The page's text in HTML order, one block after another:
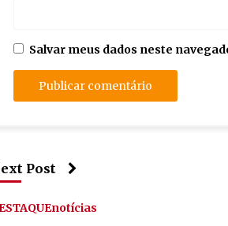
Salvar meus dados neste
Post
notícias